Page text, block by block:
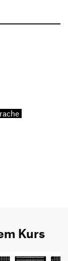
Kurs